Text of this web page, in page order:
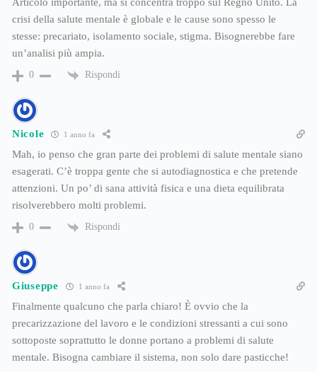
crisi della salute mentale è globale e le cause sono spesso le
stesse: precariato, isolamento sociale, stigma. Bisognerebbe fare
un’analisi più ampia.
0 Rispondi
Nicole 1 anno fa
Mah, io penso che gran parte dei problemi di salute mentale siano
esagerati. C’è troppa gente che si autodiagnostica e che pretende
attenzioni. Un po’ di sana attività fisica e una dieta equilibrata
risolverebbero molti problemi.
0 Rispondi
Giuseppe 1 anno fa
Finalmente qualcuno che parla chiaro! È ovvio che la
precarizzazione del lavoro e le condizioni stressanti a cui sono
sottoposte soprattutto le donne portano a problemi di salute
mentale. Bisogna cambiare il sistema, non solo dare pasticche!